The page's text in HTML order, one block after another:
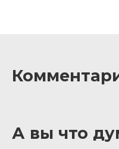
А вы что